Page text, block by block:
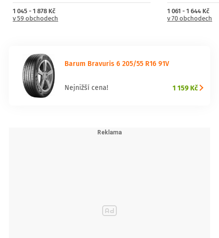
1 045 - 1 878 Kč
v 59 obchodech
1 061 - 1 644 Kč
v 70 obchodech
Barum Bravuris 6 205/55 R16 91V
Nejnižší cena! 1 159 Kč